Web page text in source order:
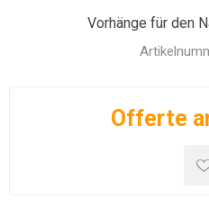
Vorhänge für den
Offerte